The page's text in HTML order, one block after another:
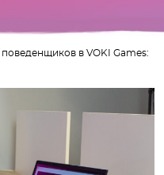
в VOKI Games: